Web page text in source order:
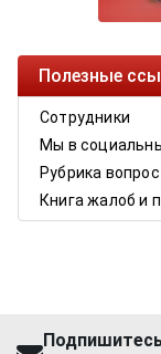
Полезные
Сотрудники
Мы в
Рубрика
Книга жалоб и